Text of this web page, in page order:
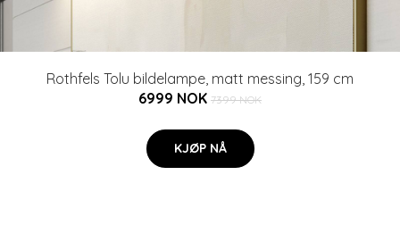
Rothfels Tolu bildelampe, matt messing, 159 cm
6999 NOK 7399 NOK
KJØP NÅ